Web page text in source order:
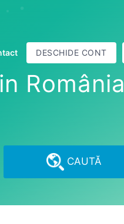
DESCHIDE CONT
România
CAUTĂ